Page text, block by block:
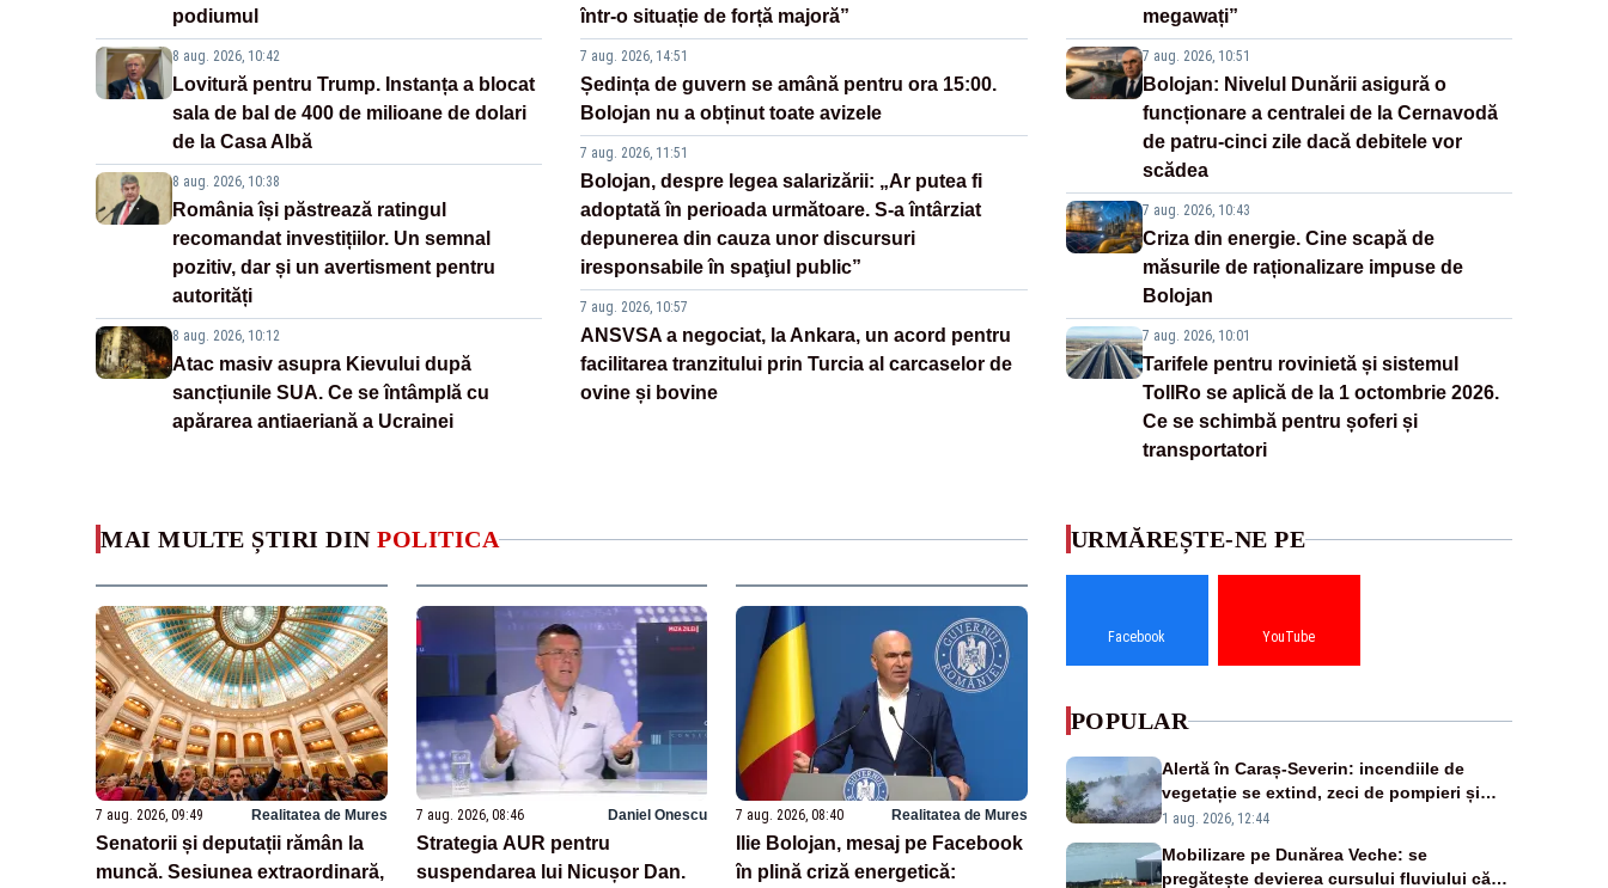
podiumul
8 aug. 2026, 10:42
Lovitură pentru Trump. Instanța a blocat
sala de bal de 400 de milioane de dolari
de la Casa Albă
8 aug. 2026, 10:38
România își păstrează ratingul
recomandat investițiilor. Un semnal
pozitiv, dar și un avertisment pentru
autorități
8 aug. 2026, 10:12
Atac masiv asupra Kievului după
sancțiunile SUA. Ce se întâmplă cu
apărarea antiaeriană a Ucrainei
într-o situație de forță majoră”
7 aug. 2026, 14:51
Ședința de guvern se amână pentru ora 15:00.
Bolojan nu a obținut toate avizele
7 aug. 2026, 11:51
Bolojan, despre legea salarizării: „Ar putea fi
adoptată în perioada următoare. S-a întârziat
depunerea din cauza unor discursuri
iresponsabile în spaţiul public”
7 aug. 2026, 10:57
ANSVSA a negociat, la Ankara, un acord pentru
facilitarea tranzitului prin Turcia al carcaselor de
ovine și bovine
megawați”
7 aug. 2026, 10:51
Bolojan: Nivelul Dunării asigură o
funcționare a centralei de la Cernavodă
de patru-cinci zile dacă debitele vor
scădea
7 aug. 2026, 10:43
Criza din energie. Cine scapă de
măsurile de raționalizare impuse de
Bolojan
7 aug. 2026, 10:01
Tarifele pentru rovinietă și sistemul
TollRo se aplică de la 1 octombrie 2026.
Ce se schimbă pentru șoferi și
transportatori
MAI MULTE ȘTIRI DIN POLITICA
7 aug. 2026, 09:49 Realitatea de Mures
Senatorii și deputații rămân la
muncă. Sesiunea extraordinară,
7 aug. 2026, 08:46 Daniel Onescu
Strategia AUR pentru
suspendarea lui Nicușor Dan.
7 aug. 2026, 08:40 Realitatea de Mures
Ilie Bolojan, mesaj pe Facebook
în plină criză energetică:
URMĂREȘTE-NE PE
Facebook YouTube
POPULAR
Alertă în Caraș-Severin: incendiile de
vegetație se extind, zeci de pompieri și
silvicultori se luptă cu flăcările - VIDEO
1 aug. 2026, 12:44
Mobilizare pe Dunărea Veche: se
pregătește devierea cursului fluviului către